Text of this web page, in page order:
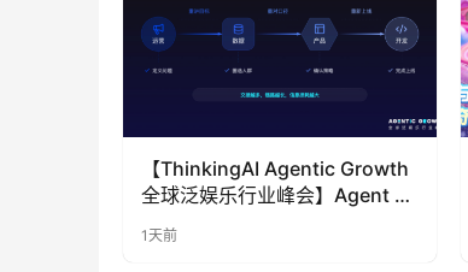
【ThinkingAI Agentic Growth
全球泛娱乐行业峰会】Agent 时
1天前